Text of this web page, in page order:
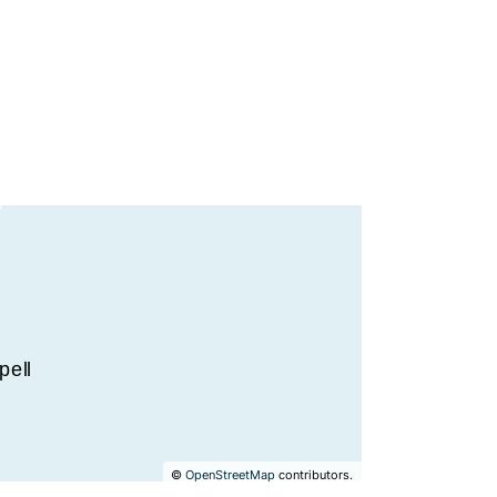
©OpenStreetMap contributors.